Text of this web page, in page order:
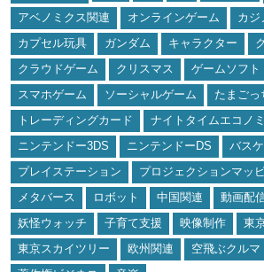
アベノミクス関連
オンラインゲーム
カジ
カプセル玩具
ガンダム キャラクター
クラウドゲーム
クリスマス ゲームソフト
スマホゲーム
ソーシャルゲーム たまごっ
トレーディングカード
ナイトタイムエコノ
ニンテンドー3DS
ニンテンドーDS
バス
プレイステーション
プロジェクションマッ
メタバース
ロボット 中国関連 動画配
妖怪ウォッチ
子育て支援 映像制作
東
東京スカイツリー
欧州関連 空飛ぶクルマ